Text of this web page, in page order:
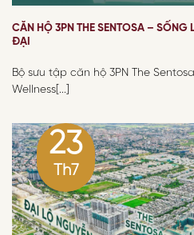
CĂN HỘ 3PN THE SENTOSA – SỐNG
ĐẠI
Bộ sưu tập căn hộ 3PN The
Wellness[...]
23
Th7